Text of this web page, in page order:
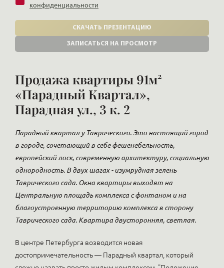
конфиденциальности
СКАЧАТЬ ПРЕЗЕНТАЦИЮ
ЗАПИСАТЬСЯ НА ПРОСМОТР
Продажа квартиры 91м²
«Парадный Квартал»,
Парадная ул., 3 к. 2
Парадный квартал у Таврического. Это настоящий город
в городе, сочетающий в себе фешенебельность,
европейский лоск, современную архитектуру, социальную
однородность. В двух шагах - изумрудная зелень
Таврического сада. Окна квартиры выходят на
Центральную площадь комплекса с фонтаном и на
благоустроенную территорию комплекса в сторону
Таврического сада. Квартира двусторонняя, светлая.
В центре Петербурга возводится новая
достопримечательность — Парадный квартал, который